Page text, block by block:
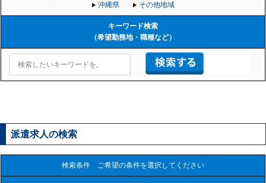
沖縄県
その他地域
キーワード検索
（希望勤務地・職種など）
派遣求人の検索
検索条件 ご希望の条件を選択してください